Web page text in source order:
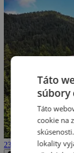
236 €
Táto
súbory
Táto
cookie na
lokality